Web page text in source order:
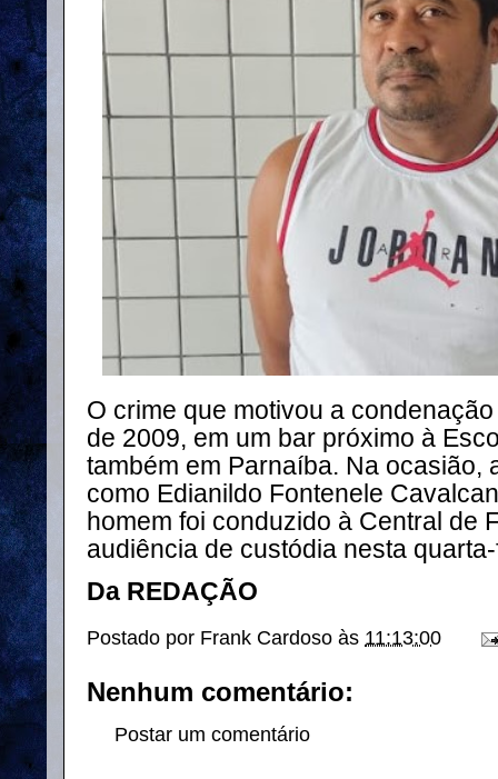
O crime que motivou a
de 2009, em um bar próximo à
também em Parnaíba. Na ocasião,
como Edianildo Fontenele
homem foi conduzido à Central de
audiência de custódia nesta
Da REDAÇÃO
Postado por Frank Cardoso às 11:13:00
Nenhum comentário:
Postar um comentário